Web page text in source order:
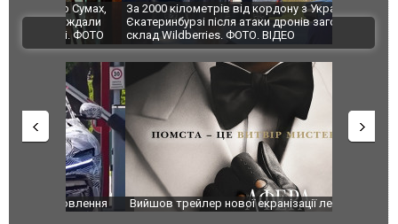
За 2000 кілометрів від кордону з Україною: в
Єкатеринбурзі після атаки дронів загорівся
склад Wildberries. ФОТО. ВІДЕО
"Мої
ВІДЕО
Вийшов трейлер нової екранізації легендарного